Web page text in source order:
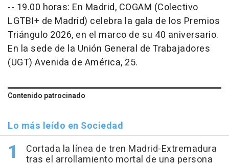
-- 19.00 horas: En Madrid, COGAM (Colectivo
LGTBI+ de Madrid) celebra la gala de los Premios
Triángulo 2026, en el marco de su 40 aniversario.
En la sede de la Unión General de Trabajadores
(UGT) Avenida de América, 25.
Contenido patrocinado
Lo más leído en Sociedad
Cortada la línea de tren Madrid-Extremadura
tras el arrollamiento mortal de una persona